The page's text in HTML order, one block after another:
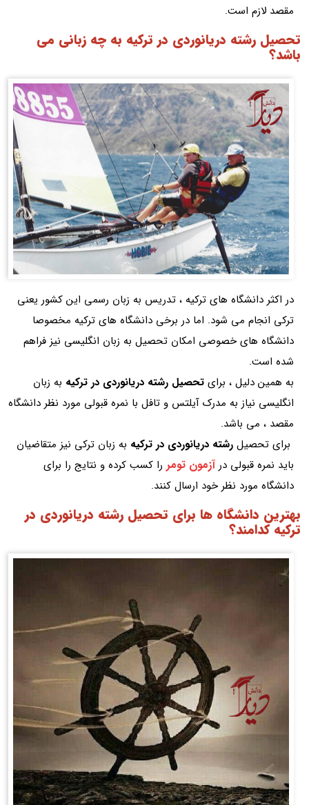
مقصد لازم است.
تحصیل رشته دریانوردی در ترکیه به چه زبانی می
باشد؟
در اکثر دانشگاه های ترکیه ، تدریس به زبان رسمی این کشور یعنی
ترکی انجام می شود. اما در برخی دانشگاه های ترکیه مخصوصا
دانشگاه های خصوصی امکان تحصیل به زبان انگلیسی نیز فراهم
شده است.
به همین دلیل ، برای تحصیل رشته دریانوردی در ترکیه به زبان
انگلیسی نیاز به مدرک آیلتس و تافل با نمره قبولی مورد نظر دانشگاه
مقصد ، می باشد.
برای تحصیل رشته دریانوردی در ترکیه به زبان ترکی نیز متقاضیان
باید نمره قبولی درآزمون تومر را کسب کرده و نتایج را برای
دانشگاه مورد نظر خود ارسال کنند.
بهترین دانشگاه ها برای تحصیل رشته دریانوردی در
ترکیه کدامند؟